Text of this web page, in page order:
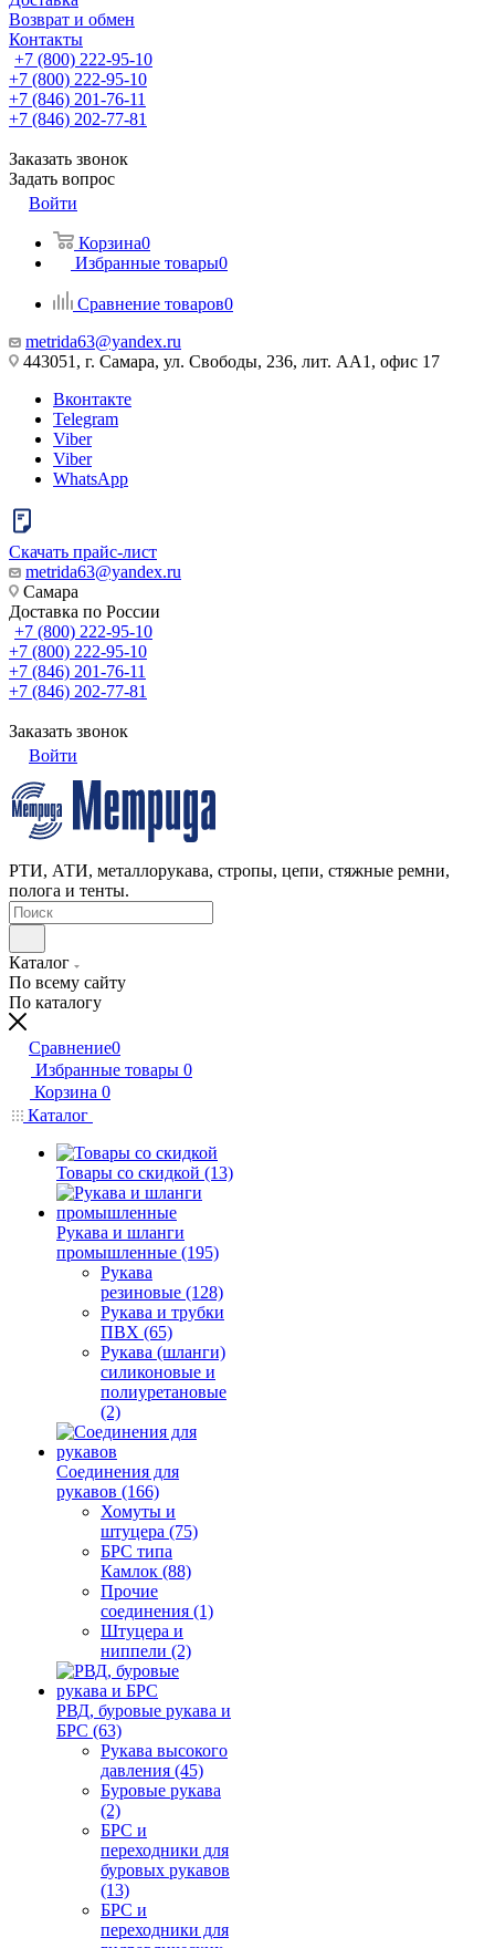
Возврат и обмен
Контакты
+7 (800) 222-95-10
+7 (800) 222-95-10
+7 (846) 201-76-11
+7 (846) 202-77-81
Заказать звонок
Задать вопрос
Войти
Корзина0
Избранные товары0
Сравнение товаров0
metrida63@yandex.ru
443051, г. Самара, ул. Свободы, 236, лит. АА1, офис 17
Вконтакте
Telegram
Viber
Viber
WhatsApp
Скачать прайс-лист
metrida63@yandex.ru
Самара
Доставка по России
+7 (800) 222-95-10
+7 (800) 222-95-10
+7 (846) 201-76-11
+7 (846) 202-77-81
Заказать звонок
Войти
РТИ, АТИ, металлорукава, стропы, цепи, стяжные ремни,
полога и тенты.
Каталог
По всему сайту
По каталогу
Сравнение0
Избранные товары 0
Корзина 0
Каталог
Товары со скидкой (13)
Рукава и шланги
промышленные (195)
Рукава
резиновые (128)
Рукава и трубки
ПВХ (65)
Рукава (шланги)
силиконовые и
полиуретановые
(2)
Соединения для
рукавов (166)
Хомуты и
штуцера (75)
БРС типа
Камлок (88)
Прочие
соединения (1)
Штуцера и
ниппели (2)
РВД, буровые рукава и
БРС (63)
Рукава высокого
давления (45)
Буровые рукава
(2)
БРС и
переходники для
буровых рукавов
(13)
БРС и
переходники для